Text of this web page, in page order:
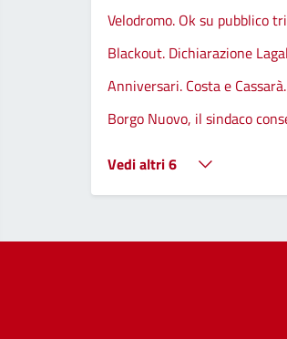
Velodromo. Ok su pubblico
Blackout. Dichiarazione
Anniversari. Costa e
Borgo Nuovo, il sindaco
Vedi altri 6